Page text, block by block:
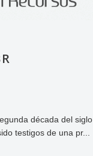
década del siglo
testigos de una pr...